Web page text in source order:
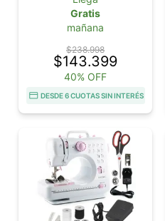
Gratis
mañana
$238.998
$143.399
40% OFF
DESDE 6 CUOTAS SIN INTERÉS